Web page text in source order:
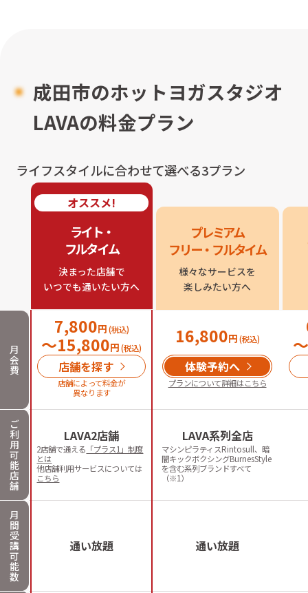
成田市のホットヨガスタジオ
LAVAの料金プラン
ライフスタイルに合わせて選べる3プラン
オススメ!
ライト・
フルタイム
決まった店舗で
いつでも通いたい方へ
プレミアム
フリー・フルタイム
様々なサービスを
楽しみたい方へ
月
会
費
7,800円(税込)
〜15,800円(税込)
店舗を探す
店舗によって料金が
異なります
16,800円(税込)
体験予約へ
プランについて詳細はこちら
〜
ご
利
用
可
能
店
舗
LAVA2店舗
2店舗で通える 「プラス1」制度
とは
他店舗利用サービスについては
こちら
LAVA系列全店
マシンピラティスRintosull、暗
闇キックボクシングBurnesStyle
を含む系列ブランドすべて
（※1）
月
間
受
講
可
能
数
通い放題 通い放題